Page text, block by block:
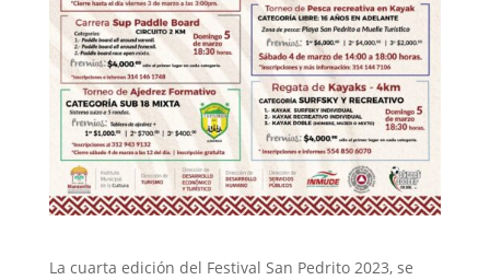
La cuarta edición del Festival San Pedrito 2023, se